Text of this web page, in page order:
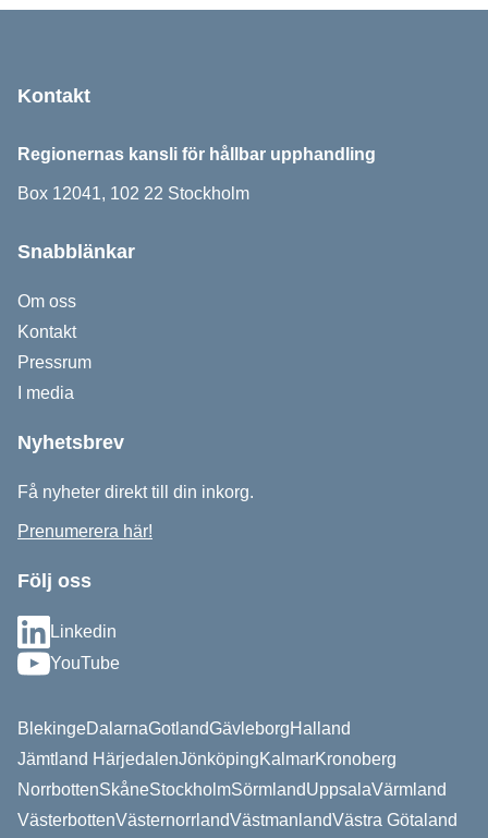
Kontakt
Regionernas kansli för hållbar upphandling
Box 12041, 102 22 Stockholm
Snabblänkar
Om oss
Kontakt
Pressrum
I media
Nyhetsbrev
Få nyheter direkt till din inkorg.
Prenumerera här!
Följ oss
Linkedin
YouTube
BlekingeDalarnaGotlandGävleborgHalland
Jämtland HärjedalenJönköpingKalmarKronoberg
NorrbottenSkåneStockholmSörmlandUppsalaVärmland
VästerbottenVästernorrlandVästmanlandVästra Götaland